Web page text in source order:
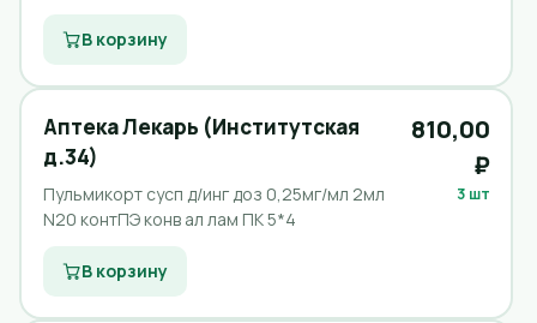
В корзину
Аптека Лекарь (Институтская
д.34)
Пульмикорт сусп д/инг доз 0,25мг/мл 2мл
N20 контПЭ конв ал лам ПК 5*4
810,00
₽
3 шт
В корзину